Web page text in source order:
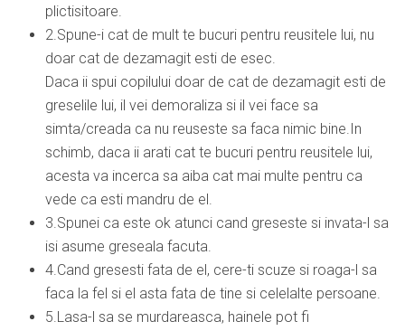
plictisitoare.
2.Spune-i cat de mult te bucuri pentru reusitele lui, nu
doar cat de dezamagit esti de esec.
Daca ii spui copilului doar de cat de dezamagit esti de
greselile lui, il vei demoraliza si il vei face sa
simta/creada ca nu reuseste sa faca nimic bine.In
schimb, daca ii arati cat te bucuri pentru reusitele lui,
acesta va incerca sa aiba cat mai multe pentru ca
vede ca esti mandru de el.
3.Spunei ca este ok atunci cand greseste si invata-l sa
isi asume greseala facuta.
4.Cand gresesti fata de el, cere-ti scuze si roaga-l sa
faca la fel si el asta fata de tine si celelalte persoane.
5.Lasa-l sa se murdareasca, hainele pot fi